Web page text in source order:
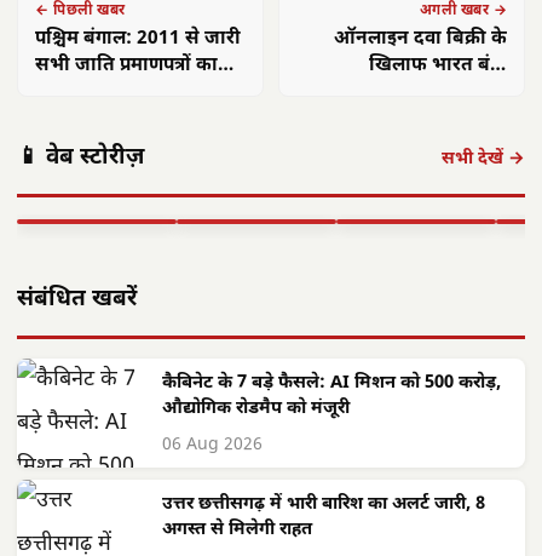
← पिछली खबर
पश्चिम बंगाल: 2011 से जारी
सभी जाति प्रमाणपत्रों का
अगली खबर →
ऑनलाइन दवा बिक्री के
खिलाफ भारत बंद:
📱 वेब स्टोरीज़ सभी देखें →
'बीज बोने में लगा
वासेपुर'…
साय के नेतृत्व में…
फोकस— हर पात्र
शासन…
संबंधित खबरें
कैबिनेट के 7 बड़े फैसले: AI मिशन को 500 करोड़,
औद्योगिक रोडमैप को मंजूरी
06 Aug 2026
उत्तर छत्तीसगढ़ में भारी बारिश का अलर्ट जारी, 8
अगस्त से मिलेगी राहत